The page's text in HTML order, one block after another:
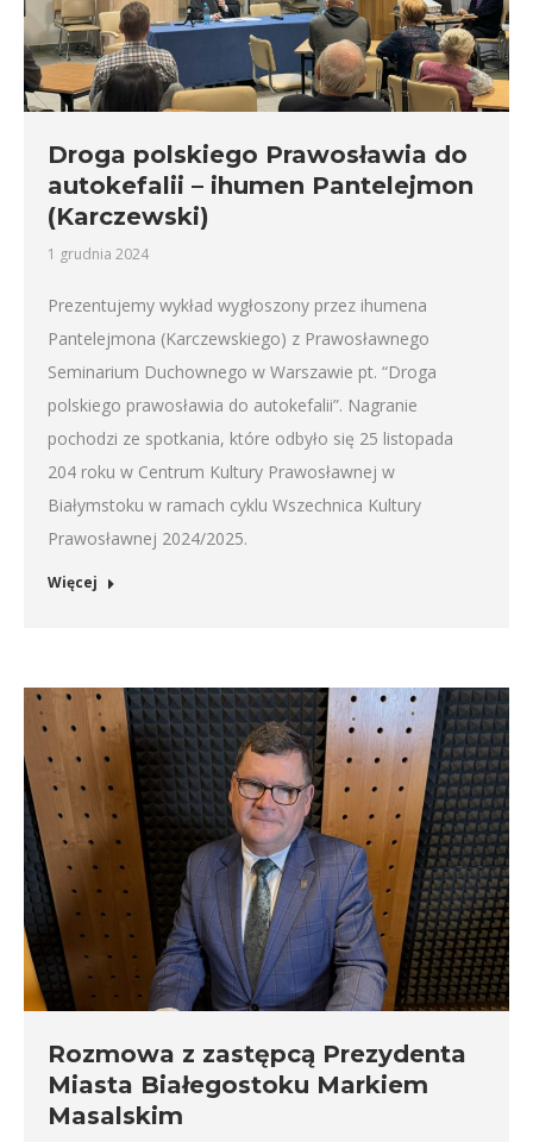
Droga polskiego Prawosławia do
autokefalii – ihumen Pantelejmon
(Karczewski)
1 grudnia 2024
Prezentujemy wykład wygłoszony przez ihumena
Pantelejmona (Karczewskiego) z Prawosławnego
Seminarium Duchownego w Warszawie pt. “Droga
polskiego prawosławia do autokefalii”. Nagranie
pochodzi ze spotkania, które odbyło się 25 listopada
204 roku w Centrum Kultury Prawosławnej w
Białymstoku w ramach cyklu Wszechnica Kultury
Prawosławnej 2024/2025.
Więcej
Rozmowa z zastępcą Prezydenta
Miasta Białegostoku Markiem
Masalskim